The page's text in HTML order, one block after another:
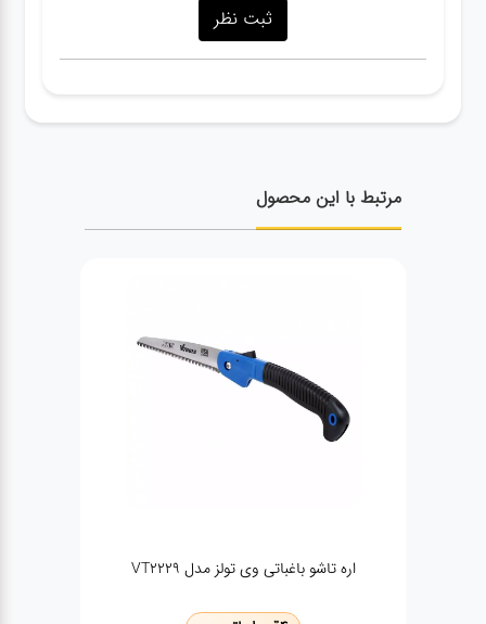
مرتبط با این محصول
عینک کار ویتولز مدل VT1414